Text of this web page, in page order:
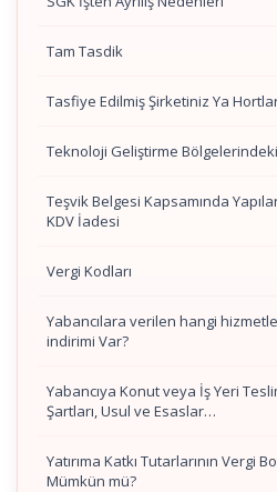
Tam Tasdik
Tasfiye Edilmiş Şirketiniz Ya
Teknoloji Geliştirme
Teşvik Belgesi Kapsamında
KDV İadesi
Vergi Kodları
Yabancılara verilen hangi
indirimi Var?
Yabancıya Konut veya İş Yeri
Şartları, Usul ve Esaslar…
Yatırıma Katkı Tutarlarının Vergi
Mümkün mü?